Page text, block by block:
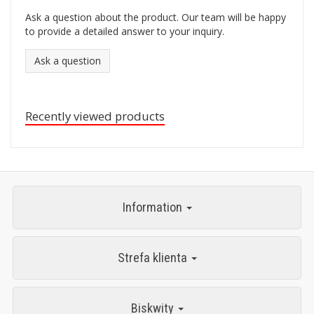
Ask a question about the product. Our team will be happy
to provide a detailed answer to your inquiry.
Ask a question
Recently viewed products
Information
Strefa klienta
Biskwity